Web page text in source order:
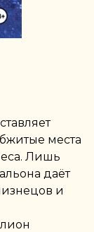
места
Лишь
даёт
и